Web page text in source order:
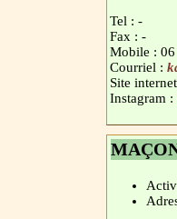
Tel : -
Fax : -
Mobile :
Courriel :
Site
Instagram :